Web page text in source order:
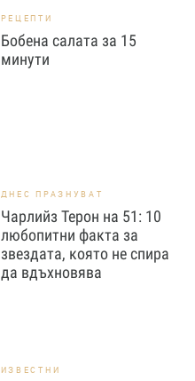
РЕЦЕПТИ
Бобена салата за 15
минути
ДНЕС ПРАЗНУВАТ
Чарлийз Терон на 51: 10
любопитни факта за
звездата, която не спира
да вдъхновява
ИЗВЕСТНИ